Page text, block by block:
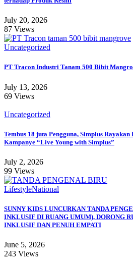
July 20, 2026
87 Views
Uncategorized
PT Tracon Industri Tanam 500 Bibit
July 13, 2026
69 Views
Uncategorized
Tembus 18 juta Pengguna, Simplus
Kampanye “Live Young with Simplus”
July 2, 2026
99 Views
LifestyleNational
SUNNY KIDS LUNCURKAN TANDA
INKLUSIF DI RUANG UMUM), DORONG
INKLUSIF DAN PENUH EMPATI
June 5, 2026
243 Views